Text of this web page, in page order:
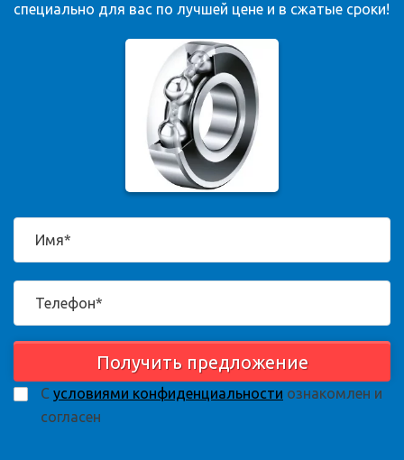
специально для вас по лучшей цене и в сжатые сроки!
Получить предложение
С условиями конфиденциальности ознакомлен и
согласен